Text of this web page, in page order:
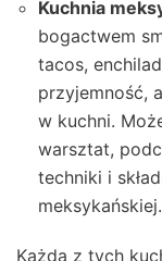
Kuchnia
bogactwem
tacos,
przyjemność,
w kuchni.
warsztat,
techniki i
meksykańskiej.
Każda z tych